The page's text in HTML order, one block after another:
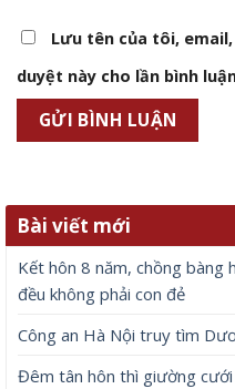
Lưu tên của tôi,
duyệt này cho lần bình
Bài viết mới
Kết hôn 8 năm, chồng bàng
đều không phải con đẻ
Công an Hà Nội truy tìm
Đêm tân hôn thì giường